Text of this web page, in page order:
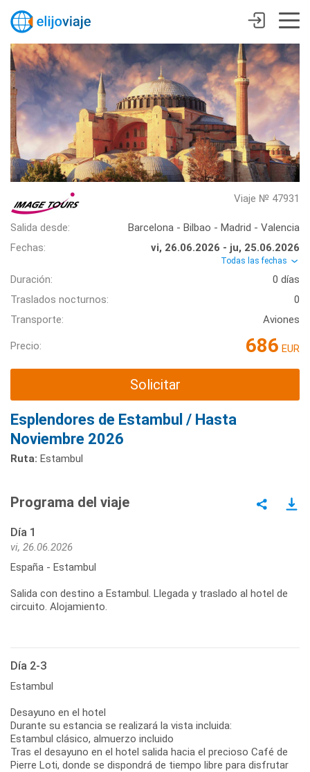
Viaje № 47931
Salida desde:
Barcelona - Bilbao - Madrid - Valencia
Fechas:
vi, 26.06.2026 - ju, 25.06.2026
Todas las fechas
Duración:
0 días
Traslados nocturnos:
0
Transporte:
Aviones
Precio: 686 EUR
Solicitar
Esplendores de Estambul / Hasta
Noviembre 2026
Ruta: Estambul
Programa del viaje
Día 1
vi, 26.06.2026
España - Estambul
Salida con destino a Estambul. Llegada y traslado al hotel de
circuito. Alojamiento.
Día 2-3
Estambul
Desayuno en el hotel
Durante su estancia se realizará la vista incluida:
Estambul clásico, almuerzo incluido
Tras el desayuno en el hotel salida hacia el precioso Café de
Pierre Loti, donde se dispondrá de tiempo libre para disfrutar